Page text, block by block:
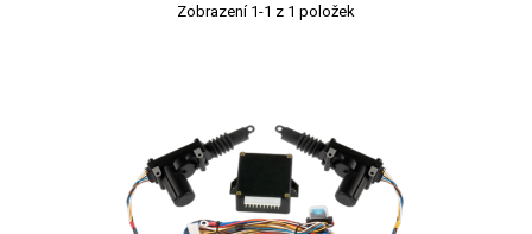
Zobrazení 1-1 z 1 položek